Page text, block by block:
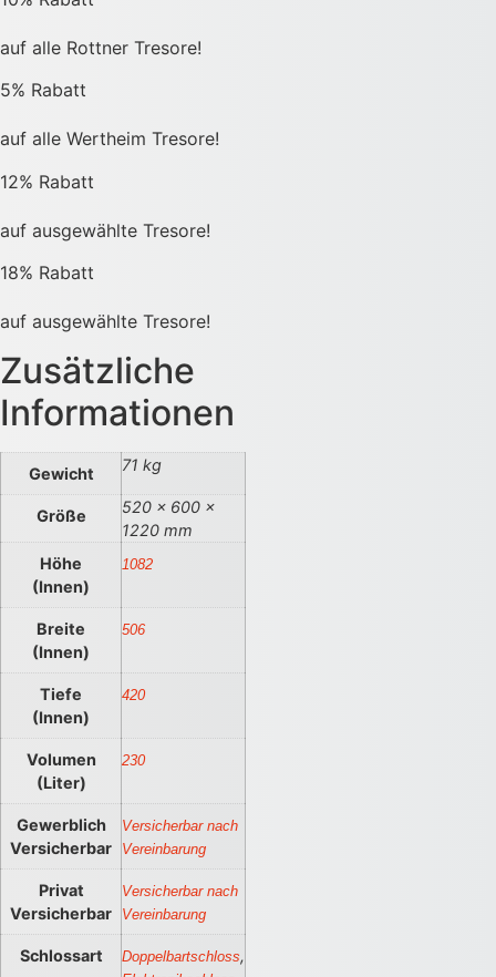
auf alle Rottner Tresore!
5% Rabatt
auf alle Wertheim Tresore!
12% Rabatt
auf ausgewählte Tresore!
18% Rabatt
auf ausgewählte Tresore!
Zusätzliche
Informationen
Gewicht 71 kg
Größe
520 × 600 ×
1220 mm
Höhe
(Innen)
1082
Breite
(Innen)
506
Tiefe
(Innen)
420
Volumen
(Liter)
230
Gewerblich
Versicherbar
Versicherbar nach
Vereinbarung
Privat
Versicherbar
Versicherbar nach
Vereinbarung
Schlossart Doppelbartschloss,